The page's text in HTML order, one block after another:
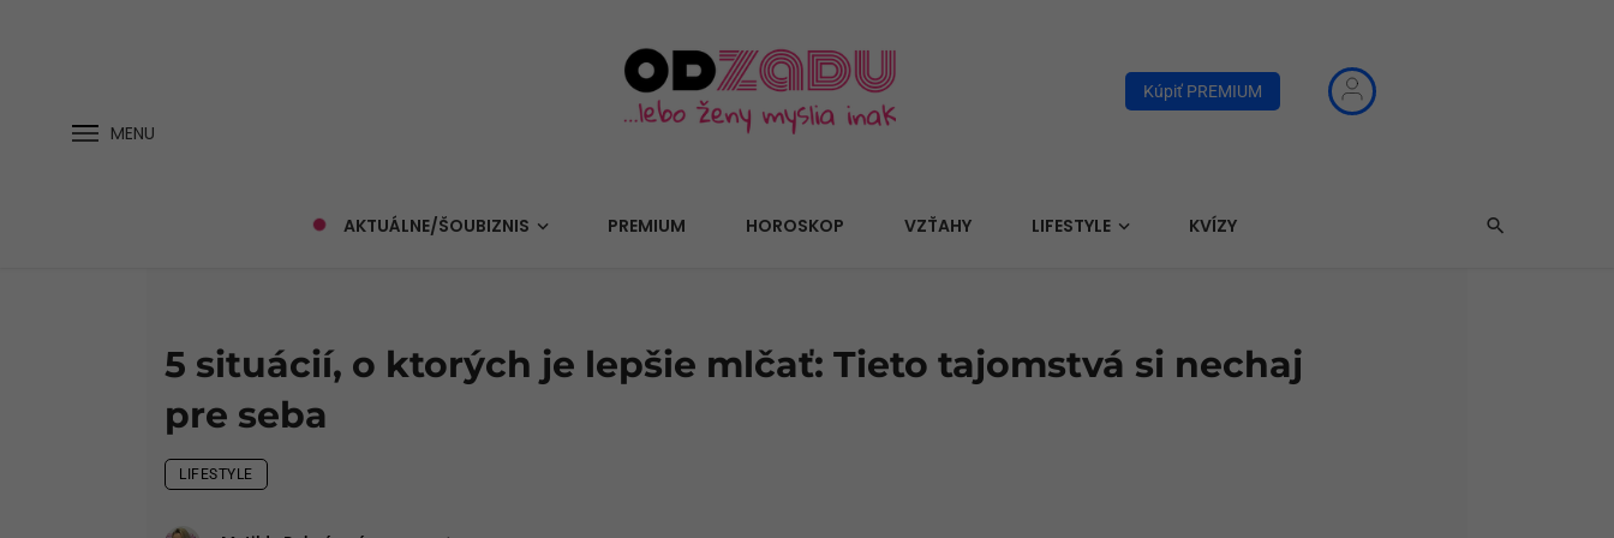
MENU
Kúpiť PREMIUM
AKTUÁLNE/ŠOUBIZNIS PREMIUM HOROSKOP VZŤAHY LIFESTYLE KVÍZY
5 situácií, o ktorých je lepšie mlčať: Tieto tajomstvá si nechaj
pre seba
LIFESTYLE